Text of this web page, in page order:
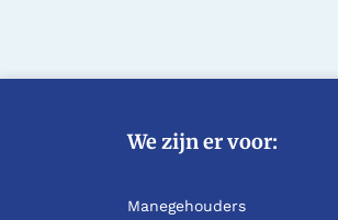
We zijn er voor:
Manegehouders